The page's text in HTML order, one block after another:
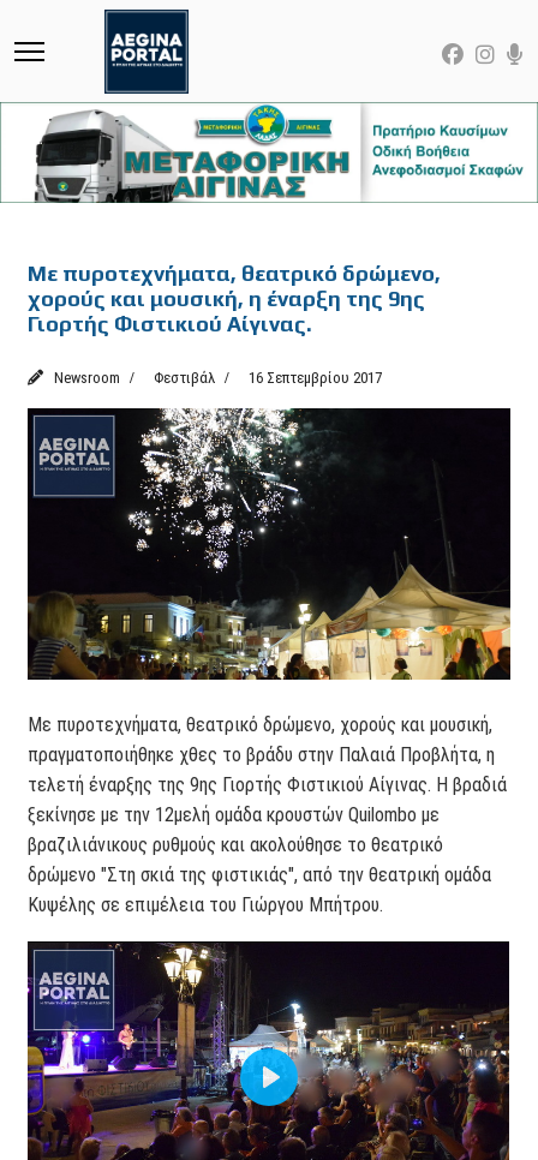
Με πυροτεχνήματα, θεατρικό δρώμενο,
χορούς και μουσική, η έναρξη της 9ης
Γιορτής Φιστικιού Αίγινας.
Newsroom Φεστιβάλ 16 Σεπτεμβρίου 2017
Με πυροτεχνήματα, θεατρικό δρώμενο, χορούς και μουσική,
πραγματοποιήθηκε χθες το βράδυ στην Παλαιά Προβλήτα, η
τελετή έναρξης της 9ης Γιορτής Φιστικιού Αίγινας. Η βραδιά
ξεκίνησε με την 12μελή ομάδα κρουστών Quilombo με
βραζιλιάνικους ρυθμούς και ακολούθησε το θεατρικό
δρώμενο "Στη σκιά της φιστικιάς", από την θεατρική ομάδα
Κυψέλης σε επιμέλεια του Γιώργου Μπήτρου.